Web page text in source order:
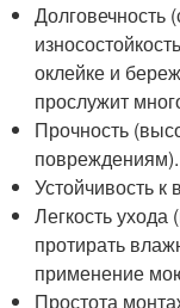
Долговечность
оклейке и
прослужит
Прочность
повреждениям).
Устойчивость к
Легкость
протирать
применение
Простота